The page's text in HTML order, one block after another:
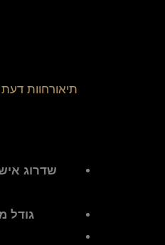
תיאורחוות דעת
שדרוג
גודל